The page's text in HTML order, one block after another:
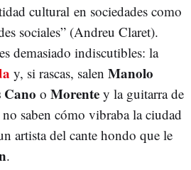
cultural en sociedades como
sociales” (Andreu Claret).
demasiado indiscutibles: la
y, si rascas, salen Manolo
Cano o Morente y la guitarra de
no saben cómo vibraba la ciudad
artista del cante hondo que le
.